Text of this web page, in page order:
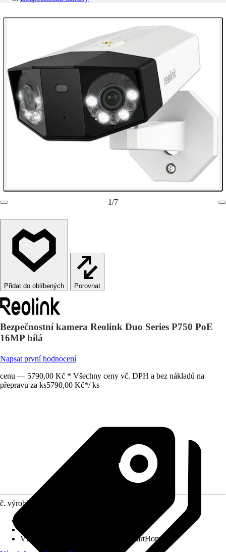
1/7
Porovnat
Bezpečnostní kamera Reolink Duo Series P750 PoE
16MP bílá
Napsat první hodnocení
cenu — 5790,00 Kč * Všechny ceny vč. DPH a bez nákladů na
přepravu za ks5790,00 Kč*/ ks
č. výrobku
Vlastnosti
Připraveno na systém SmartHome